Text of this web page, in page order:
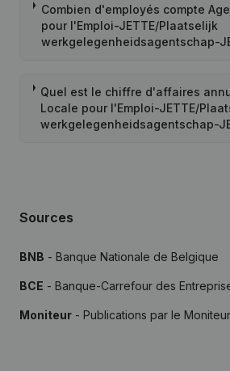
Combien d'employés compte
pour l'Emploi-JETTE/Plaatselijk
werkgelegenheidsagentschap-
Quel est le chiffre d'affaires
Locale pour l'Emploi-JETTE/
werkgelegenheidsagentschap-
Sources
BNB - Banque Nationale de Belgique
BCE - Banque-Carrefour des
Moniteur - Publications par le